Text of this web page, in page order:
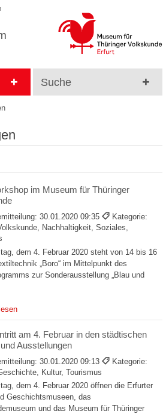
Suche
im Museum für Thüringer
30.01.2020 09:35
Kategorie:
Nachhaltigkeit, Soziales,
dem 4. Februar 2020 steht von 14 bis 16
„Boro“ im Mittelpunkt des
zur Sonderausstellung „Blau und
am 4. Februar in den städtischen
Ausstellungen
30.01.2020 09:13
Kategorie:
Kultur, Tourismus
dem 4. Februar 2020 öffnen die Erfurter
Geschichtsmuseen, das
und das Museum für Thüringer